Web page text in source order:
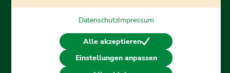
Vertrag widerrufen
© 2026 Ausbildungspark Verlag. Alle Rechte vorbehalten.
DatenschutzImpressum
Alle akzeptieren
Einstellungen anpassen